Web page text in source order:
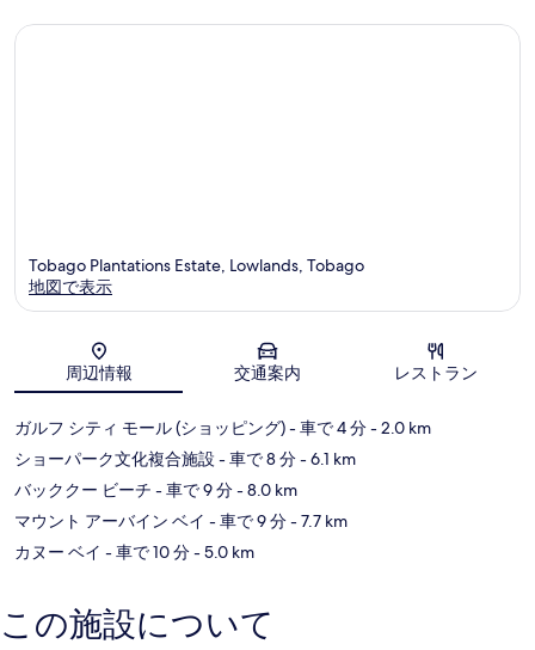
ミ
地図
Tobago Plantations Estate, Lowlands, Tobago
地図で表示
周辺情報 交通案内 レストラン
ガルフ シティ モール (ショッピング)- 車で 4 分- 2.0 km
ショーパーク文化複合施設 - 車で 8 分- 6.1 km
バッククー ビーチ - 車で 9 分- 8.0 km
マウント アーバイン ベイ - 車で 9 分- 7.7 km
カヌー ベイ - 車で 10 分- 5.0 km
この施設について